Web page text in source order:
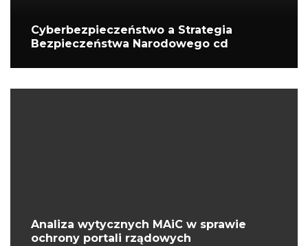
Cyberbezpieczeństwo a Strategia
Bezpieczeństwa Narodowego cd
Analiza wytycznych MAiC w sprawie
ochrony portali rządowych